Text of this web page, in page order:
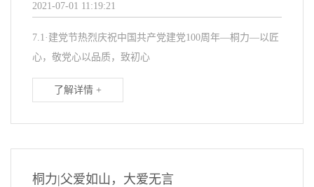
2021-07-01 11:19:21
7.1·建党节热烈庆祝中国共产党建党100周年—桐力—以匠
心，敬党心以品质，致初心
了解详情 +
桐力|父爱如山，大爱无言